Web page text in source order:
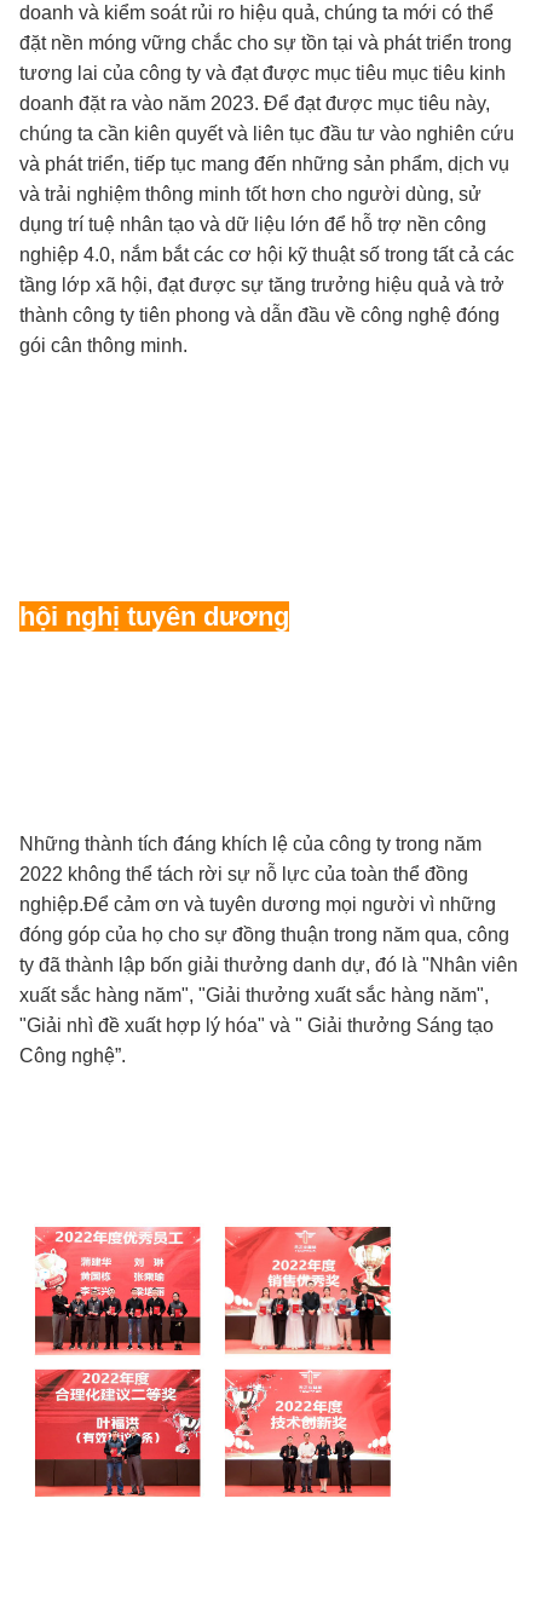
doanh và kiểm soát rủi ro hiệu quả, chúng ta mới có thể
đặt nền móng vững chắc cho sự tồn tại và phát triển trong
tương lai của công ty và đạt được mục tiêu mục tiêu kinh
doanh đặt ra vào năm 2023. Để đạt được mục tiêu này,
chúng ta cần kiên quyết và liên tục đầu tư vào nghiên cứu
và phát triển, tiếp tục mang đến những sản phẩm, dịch vụ
và trải nghiệm thông minh tốt hơn cho người dùng, sử
dụng trí tuệ nhân tạo và dữ liệu lớn để hỗ trợ nền công
nghiệp 4.0, nắm bắt các cơ hội kỹ thuật số trong tất cả các
tầng lớp xã hội, đạt được sự tăng trưởng hiệu quả và trở
thành công ty tiên phong và dẫn đầu về công nghệ đóng
gói cân thông minh.
hội nghị tuyên dương
Những thành tích đáng khích lệ của công ty trong năm
2022 không thể tách rời sự nỗ lực của toàn thể đồng
nghiệp.Để cảm ơn và tuyên dương mọi người vì những
đóng góp của họ cho sự đồng thuận trong năm qua, công
ty đã thành lập bốn giải thưởng danh dự, đó là "Nhân viên
xuất sắc hàng năm", "Giải thưởng xuất sắc hàng năm",
"Giải nhì đề xuất hợp lý hóa" và " Giải thưởng Sáng tạo
Công nghệ”.